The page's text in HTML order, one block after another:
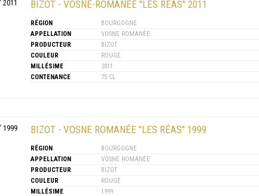
BIZOT - VOSNE-ROMANÉE "LES RÉAS" 2011
RÉGION
BOURGOGNE
APPELLATION
VOSNE ROMANÉE
PRODUCTEUR
BIZOT
COULEUR
ROUGE
MILLÉSIME
2011
CONTENANCE
75 CL
BIZOT - VOSNE ROMANÉE "LES RÉAS" 1999
RÉGION
BOURGOGNE
APPELLATION
VOSNE ROMANÉE
PRODUCTEUR
BIZOT
COULEUR
ROUGE
MILLÉSIME
1999